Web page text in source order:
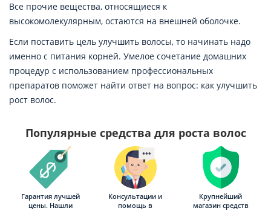
Все прочие вещества, относящиеся к
высокомолекулярным, остаются на внешней оболочке.
Если поставить цель улучшить волосы, то начинать надо
именно с питания корней. Умелое сочетание домашних
процедур с использованием профессиональных
препаратов поможет найти ответ на вопрос: как улучшить
рост волос.
Популярные средства для роста волос
Гарантия лучшей
цены. Нашли
Консультации и
помощь в
Крупнейший
магазин средств